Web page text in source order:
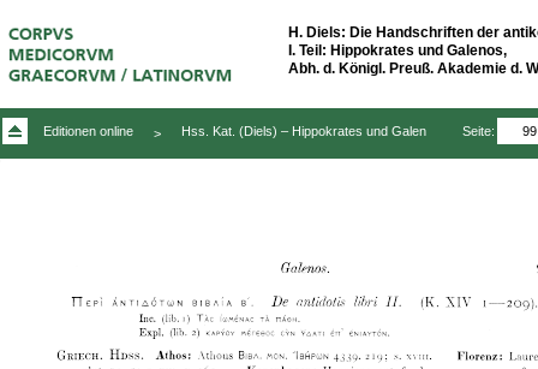
H. Diels: Die Handschriften der
I. Teil: Hippokrates und Galenos,
Abh. d. Königl. Preuß. Akademie d.
Editionen online > Hss. Kat. (Diels) – Hippokrates und Galen Seite: